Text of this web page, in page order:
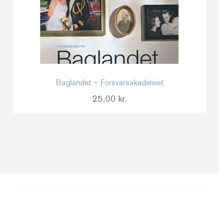
Baglandet – Forsvarsakademiet
25,00 kr.